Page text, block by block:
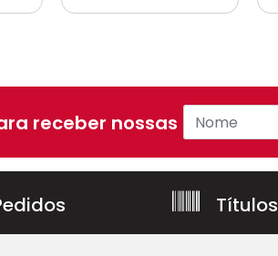
receber nossas ofertas!
Títulos